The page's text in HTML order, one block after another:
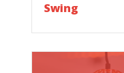
Swing